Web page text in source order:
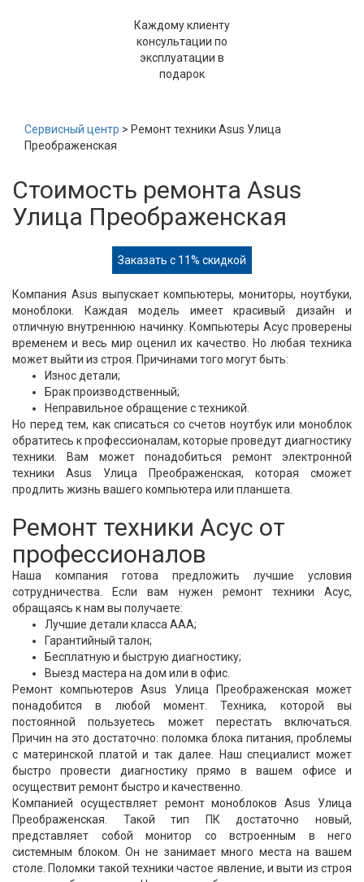
Каждому клиенту
консультации по
эксплуатации в
подарок
Сервисный центр > Ремонт техники Asus Улица
Преображенская
Стоимость ремонта Asus
Улица Преображенская
Заказать с 11% скидкой
Компания Asus выпускает компьютеры, мониторы, ноутбуки,
моноблоки. Каждая модель имеет красивый дизайн и
отличную внутреннюю начинку. Компьютеры Асус проверены
временем и весь мир оценил их качество. Но любая техника
может выйти из строя. Причинами того могут быть:
Износ детали;
Брак производственный;
Неправильное обращение с техникой.
Но перед тем, как списаться со счетов ноутбук или моноблок
обратитесь к профессионалам, которые проведут диагностику
техники. Вам может понадобиться ремонт электронной
техники Asus Улица Преображенская, которая сможет
продлить жизнь вашего компьютера или планшета.
Ремонт техники Асус от
профессионалов
Наша компания готова предложить лучшие условия
сотрудничества. Если вам нужен ремонт техники Асус,
обращаясь к нам вы получаете:
Лучшие детали класса ААА;
Гарантийный талон;
Бесплатную и быструю диагностику;
Выезд мастера на дом или в офис.
Ремонт компьютеров Asus Улица Преображенская может
понадобится в любой момент. Техника, которой вы
постоянной пользуетесь может перестать включаться.
Причин на это достаточно: поломка блока питания, проблемы
с материнской платой и так далее. Наш специалист может
быстро провести диагностику прямо в вашем офисе и
осуществит ремонт быстро и качественно.
Компанией осуществляет ремонт моноблоков Asus Улица
Преображенская. Такой тип ПК достаточно новый,
представляет собой монитор со встроенным в него
системным блоком. Он не занимает много места на вашем
столе. Поломки такой техники частое явление, и выти из строя